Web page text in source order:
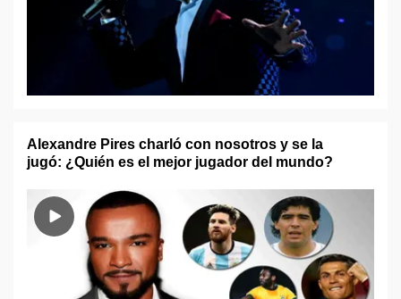
Alexandre Pires charló con nosotros y se la
jugó: ¿Quién es el mejor jugador del mundo?